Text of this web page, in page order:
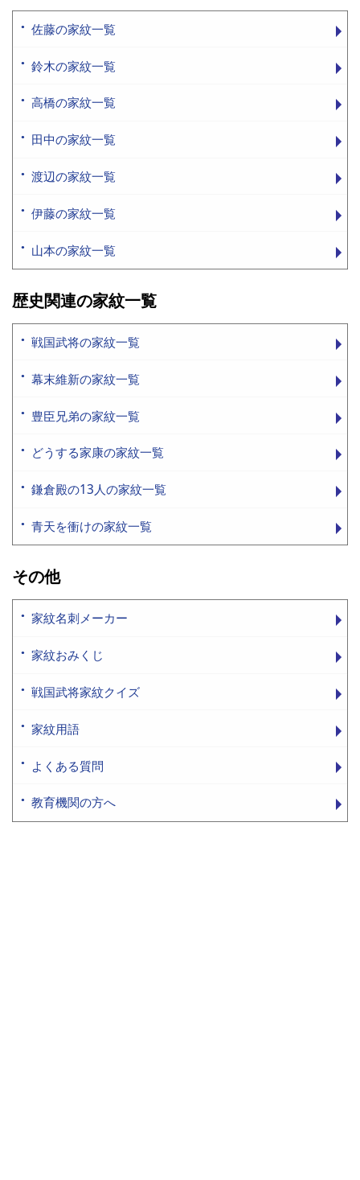
佐藤の家紋一覧
鈴木の家紋一覧
高橋の家紋一覧
田中の家紋一覧
渡辺の家紋一覧
伊藤の家紋一覧
山本の家紋一覧
歴史関連の家紋一覧
戦国武将の家紋一覧
幕末維新の家紋一覧
豊臣兄弟の家紋一覧
どうする家康の家紋一覧
鎌倉殿の13人の家紋一覧
青天を衝けの家紋一覧
その他
家紋名刺メーカー
家紋おみくじ
戦国武将家紋クイズ
家紋用語
よくある質問
教育機関の方へ